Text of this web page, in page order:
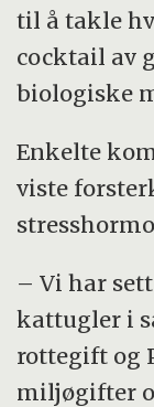
til å takle
cocktail av
biologiske
Enkelte
viste
– Vi har
kattugler i
rottegift og
miljøgifter